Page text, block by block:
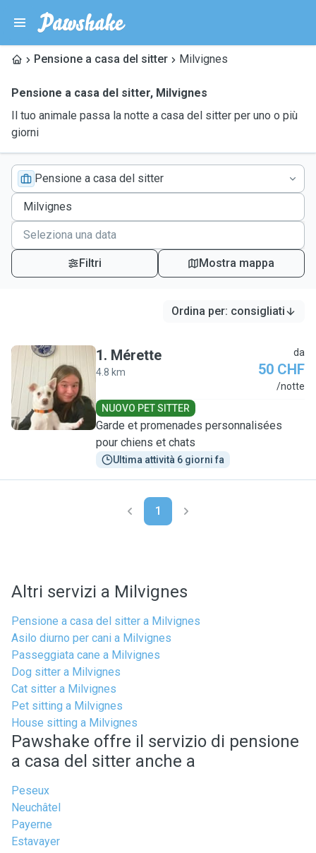
Pensione a casa del sitter Milvignes
Pensione a casa del sitter, Milvignes
Il tuo animale passa la notte a casa del sitter per uno o più
giorni
Pensione a casa del sitter
Filtri Mostra mappa
Ordina per: consigliati
M
1. Mérette
4.8 km
da
50 CHF
/notte
NUOVO PET SITTER
Garde et promenades personnalisées
pour chiens et chats
Ultima attività 6 giorni fa
1
Altri servizi a Milvignes
Pensione a casa del sitter a Milvignes
Asilo diurno per cani a Milvignes
Passeggiata cane a Milvignes
Dog sitter a Milvignes
Cat sitter a Milvignes
Pet sitting a Milvignes
House sitting a Milvignes
Pawshake offre il servizio di pensione
a casa del sitter anche a
Peseux
Neuchâtel
Payerne
Estavayer